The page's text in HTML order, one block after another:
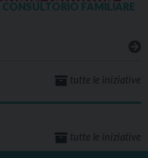
FAMILIARE
tutte le iniziative
tutte le iniziative